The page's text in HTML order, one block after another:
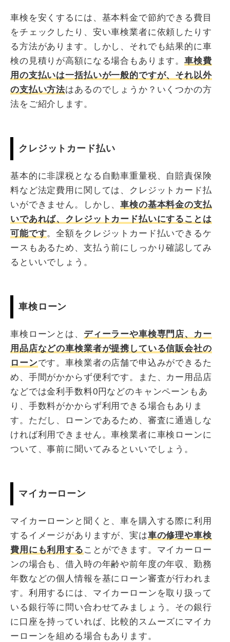
車検を安くするには、基本料金で節約できる費目
をチェックしたり、安い車検業者に依頼したりす
る方法があります。しかし、それでも結果的に車
検の見積りが高額になる場合もあります。車検費
用の支払いは一括払いが一般的ですが、それ以外
の支払い方法はあるのでしょうか？いくつかの方
法をご紹介します。
クレジットカード払い
基本的に非課税となる自動車重量税、自賠責保険
料など法定費用に関しては、クレジットカード払
いができません。しかし、車検の基本料金の支払
いであれば、クレジットカード払いにすることは
可能です。全額をクレジットカード払いできるケ
ースもあるため、支払う前にしっかり確認してみ
るといいでしょう。
車検ローン
車検ローンとは、 ディーラーや車検専門店、カー
用品店などの車検業者が提携している信販会社の
ローンです。車検業者の店舗で申込みができるた
め、手間がかからず便利です。また、カー用品店
などでは金利手数料0円などのキャンペーンもあ
り、手数料がかからず利用できる場合もありま
す。ただし、ローンであるため、審査に通過しな
ければ利用できません。車検業者に車検ローンに
ついて、事前に聞いてみるといいでしょう。
マイカーローン
マイカーローンと聞くと、車を購入する際に利用
するイメージがありますが、実は車の修理や車検
費用にも利用する ことができます。マイカーロー
ンの場合も、借入時の年齢や前年度の年収、勤務
年数などの個人情報を基にローン審査が行われま
す。利用するには、マイカーローンを取り扱って
いる銀行等に問い合わせてみましょう。その銀行
に口座を持っていれば、比較的スムーズにマイカ
ーローンを組める場合もあります。